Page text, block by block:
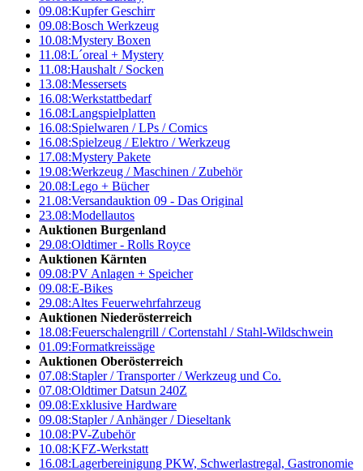
09.08:Kupfer Geschirr
09.08:Bosch Werkzeug
10.08:Mystery Boxen
11.08:L´oreal + Mystery
11.08:Haushalt / Socken
13.08:Messersets
16.08:Werkstattbedarf
16.08:Langspielplatten
16.08:Spielwaren / LPs / Comics
16.08:Spielzeug / Elektro / Werkzeug
17.08:Mystery Pakete
19.08:Werkzeug / Maschinen / Zubehör
20.08:Lego + Bücher
21.08:Versandauktion 09 - Das Original
23.08:Modellautos
Auktionen Burgenland
29.08:Oldtimer - Rolls Royce
Auktionen Kärnten
09.08:PV Anlagen + Speicher
09.08:E-Bikes
29.08:Altes Feuerwehrfahrzeug
Auktionen Niederösterreich
18.08:Feuerschalengrill / Cortenstahl / Stahl-Wildschwein
01.09:Formatkreissäge
Auktionen Oberösterreich
07.08:Stapler / Transporter / Werkzeug und Co.
07.08:Oldtimer Datsun 240Z
09.08:Exklusive Hardware
09.08:Stapler / Anhänger / Dieseltank
10.08:PV-Zubehör
10.08:KFZ-Werkstatt
16.08:Lagerbereinigung PKW, Schwerlastregal, Gastronomie